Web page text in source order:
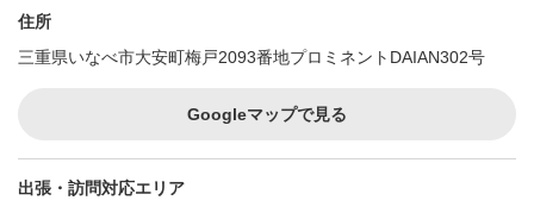
住所
三重県いなべ市大安町梅戸2093番地プロミネントDAIAN302号
Googleマップで見る
出張・訪問対応エリア